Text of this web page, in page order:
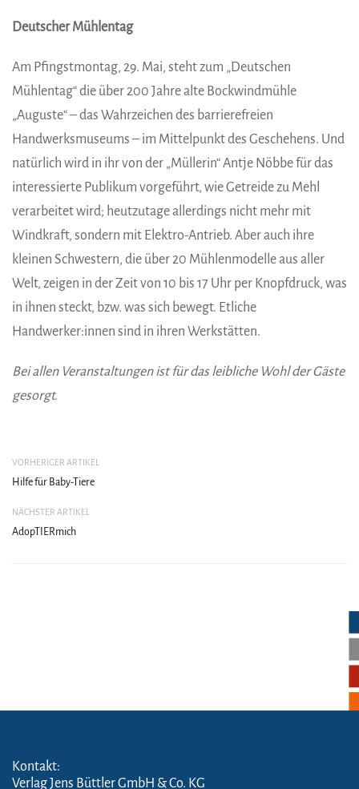
Deutscher Mühlentag
Am Pfingstmontag, 29. Mai, steht zum „Deutschen
Mühlentag“ die über 200 Jahre alte Bockwindmühle
„Auguste“ – das Wahrzeichen des barrierefreien
Handwerksmuseums – im Mittelpunkt des Geschehens. Und
natürlich wird in ihr von der „Müllerin“ Antje Nöbbe für das
interessierte Publikum vorgeführt, wie Getreide zu Mehl
verarbeitet wird; heutzutage allerdings nicht mehr mit
Windkraft, sondern mit Elektro-Antrieb. Aber auch ihre
kleinen Schwestern, die über 20 Mühlenmodelle aus aller
Welt, zeigen in der Zeit von 10 bis 17 Uhr per Knopfdruck, was
in ihnen steckt, bzw. was sich bewegt. Etliche
Handwerker:innen sind in ihren Werkstätten.
Bei allen Veranstaltungen ist für das leibliche Wohl der Gäste
gesorgt.
VORHERIGER ARTIKEL
Hilfe für Baby-Tiere
NÄCHSTER ARTIKEL
AdopTIERmich
Kontakt:
Verlag Jens Büttler GmbH & Co. KG